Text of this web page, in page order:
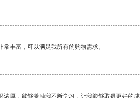
常丰富，可以满足我所有的购物需求。
浓厚，能够激励我不断学习，让我能够取得更好的成